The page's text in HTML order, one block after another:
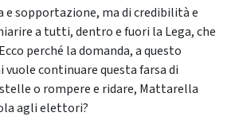
e sopportazione, ma di credibilità e
a tutti, dentro e fuori la Lega, che
perché la domanda, a questo
vuole continuare questa farsa di
o rompere e ridare, Mattarella
agli elettori?